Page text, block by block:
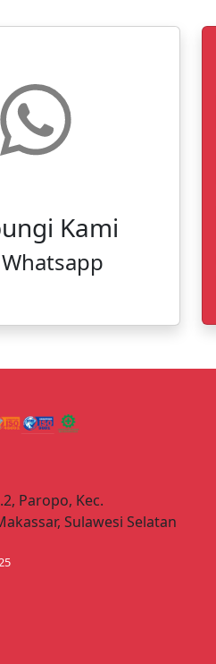
Kami
Paropo, Kec.
Sulawesi Selatan